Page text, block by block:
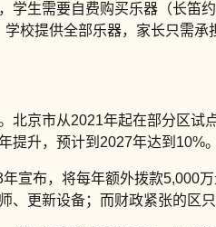
学生需要自费购买乐器（长笛
校提供全部乐器，家长只需承
北京市从2021年起在部分区
升，预计到2027年达到10%
宣布，将每年额外拨款
、更新设备；而财政紧张的区只